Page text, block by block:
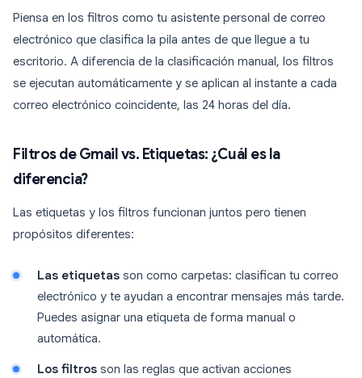
Piensa en los filtros como tu asistente personal de correo
electrónico que clasifica la pila antes de que llegue a tu
escritorio. A diferencia de la clasificación manual, los filtros
se ejecutan automáticamente y se aplican al instante a cada
correo electrónico coincidente, las 24 horas del día.
Filtros de Gmail vs. Etiquetas: ¿Cuál es la
diferencia?
Las etiquetas y los filtros funcionan juntos pero tienen
propósitos diferentes:
Las etiquetas son como carpetas: clasifican tu correo
electrónico y te ayudan a encontrar mensajes más tarde.
Puedes asignar una etiqueta de forma manual o
automática.
Los filtros son las reglas que activan acciones